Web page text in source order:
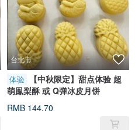
台北市
体验
【中秋限定】甜点体验 超
萌鳯梨酥 或 Q弹冰皮月饼
RMB 144.70